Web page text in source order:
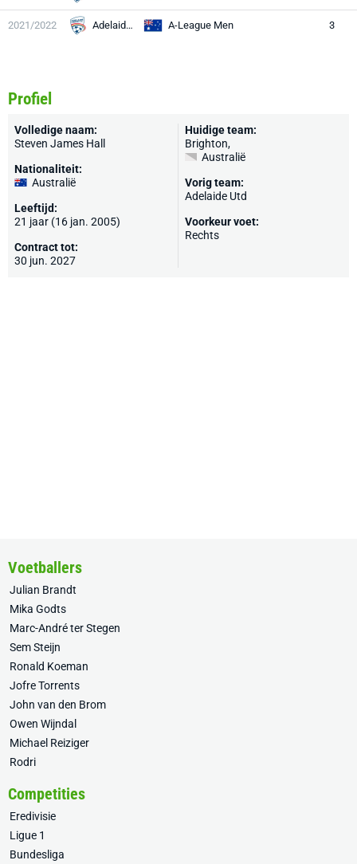
2021/2022 Adelaide Utd A-League Men 3
Profiel
Volledige naam:
Steven James Hall
Nationaliteit:
Australië
Leeftijd:
21 jaar (16 jan. 2005)
Contract tot:
30 jun. 2027
Huidige team:
Brighton,
Australië
Vorig team:
Adelaide Utd
Voorkeur voet:
Rechts
Voetballers
Julian Brandt
Mika Godts
Marc-André ter Stegen
Sem Steijn
Ronald Koeman
Jofre Torrents
John van den Brom
Owen Wijndal
Michael Reiziger
Rodri
Competities
Eredivisie
Ligue 1
Bundesliga